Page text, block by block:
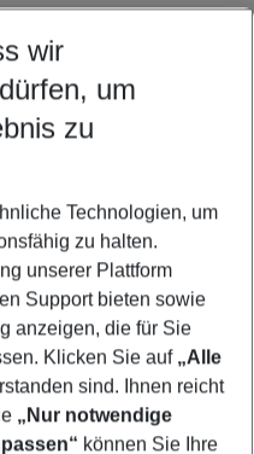
Wünschen
wir
um
zu
Technologien, um
zu halten.
unserer Plattform
Support bieten sowie
anzeigen, die für Sie
Klicken Sie auf „Alle
sind. Ihnen reicht
„Nur notwendige
können Sie Ihre